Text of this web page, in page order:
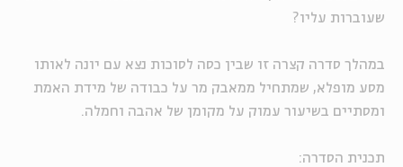
שעוברות עליו?
במהלך סדרה קצרה זו שבין כסה לסוכות נצא עם יונה לאותו
מסע מופלא, שמתחיל ממאבק מר על כבודה של מידת האמת
ומסתיים בשיעור עמוק על מקומן של אהבה וחמלה.
תכנית הסדרה: